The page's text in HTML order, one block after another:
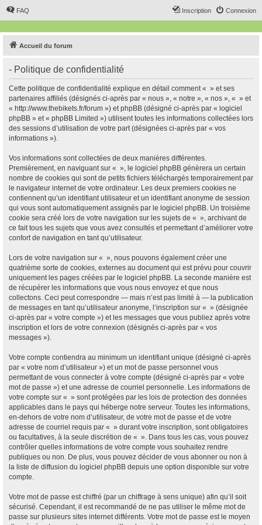
FAQ Connexion
Inscription
Accueil du forum
- Politique de confidentialité
Cette politique de confidentialité explique en détail comment « » et ses
partenaires affiliés (désignés ci-après par « nous », « notre », « nos », « » et
« http://www.thebikets.fr/forum ») et phpBB (désigné ci-après par « logiciel
phpBB » et « phpBB Limited ») utilisent toutes les informations collectées lors
des sessions d’utilisation de votre part (désignées ci-après par « vos
informations »).
Vos informations sont collectées de deux manières différentes.
Premièrement, en naviguant sur « », le logiciel phpBB génèrera un certain
nombre de cookies qui sont de petits fichiers téléchargés temporairement par
le navigateur internet de votre ordinateur. Les deux premiers cookies ne
contiennent qu’un identifiant utilisateur et un identifiant anonyme de session
qui vous sont automatiquement assignés par le logiciel phpBB. Un troisième
cookie sera créé lors de votre navigation sur les sujets de « », archivant de
ce fait tous les sujets que vous avez consultés et permettant d’améliorer votre
confort de navigation en tant qu’utilisateur.
Lors de votre navigation sur « », nous pouvons également créer une
quatrième sorte de cookies, externes au document qui est prévu pour couvrir
uniquement les pages créées par le logiciel phpBB. La seconde manière est
de récupérer les informations que vous nous envoyez et que nous
collectons. Ceci peut correspondre — mais n’est pas limité à — la publication
de messages en tant qu’utilisateur anonyme, l’inscription sur « » (désignée
ci-après par « votre compte ») et les messages que vous publiez après votre
inscription et lors de votre connexion (désignés ci-après par « vos
messages »).
Votre compte contiendra au minimum un identifiant unique (désigné ci-après
par « votre nom d’utilisateur ») et un mot de passe personnel vous
permettant de vous connecter à votre compte (désigné ci-après par « votre
mot de passe ») et une adresse de courriel personnelle. Les informations de
votre compte sur « » sont protégées par les lois de protection des données
applicables dans le pays qui héberge notre serveur. Toutes les informations,
en-dehors de votre nom d’utilisateur, de votre mot de passe et de votre
adresse de courriel requis par « » durant votre inscription, sont obligatoires
ou facultatives, à la seule discrétion de « ». Dans tous les cas, vous pouvez
contrôler quelles informations de votre compte vous souhaitez rendre
publiques ou non. De plus, vous pouvez décider de vous abonner ou non à
la liste de diffusion du logiciel phpBB depuis une option disponible sur votre
compte.
Votre mot de passe est chiffré (par un chiffrage à sens unique) afin qu’il soit
sécurisé. Cependant, il est recommandé de ne pas utiliser le même mot de
passe sur plusieurs sites internet différents. Votre mot de passe est le moyen